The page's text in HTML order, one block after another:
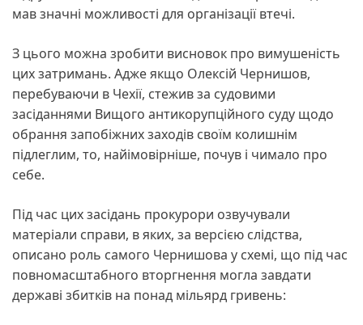
мав значні можливості для організації втечі.
З цього можна зробити висновок про вимушеність
цих затримань. Адже якщо Олексій Чернишов,
перебуваючи в Чехії, стежив за судовими
засіданнями Вищого антикорупційного суду щодо
обрання запобіжних заходів своїм колишнім
підлеглим, то, найімовірніше, почув і чимало про
себе.
Під час цих засідань прокурори озвучували
матеріали справи, в яких, за версією слідства,
описано роль самого Чернишова у схемі, що під час
повномасштабного вторгнення могла завдати
державі збитків на понад мільярд гривень: